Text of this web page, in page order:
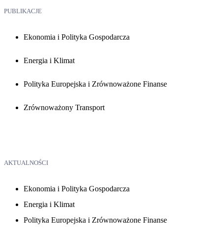
PUBLIKACJE
Ekonomia i Polityka Gospodarcza
Energia i Klimat
Polityka Europejska i Zrównoważone Finanse
Zrównoważony Transport
AKTUALNOŚCI
Ekonomia i Polityka Gospodarcza
Energia i Klimat
Polityka Europejska i Zrównoważone Finanse